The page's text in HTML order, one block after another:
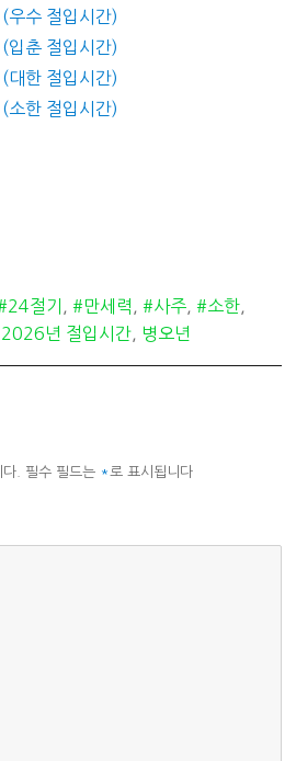
수 절입시간)
춘 절입시간)
한 절입시간)
한 절입시간)
그
절기 , #만세력 , #사주, #소한,
2026년 절입시간, 병오년
. 필수 필드는 *로 표시됩니다